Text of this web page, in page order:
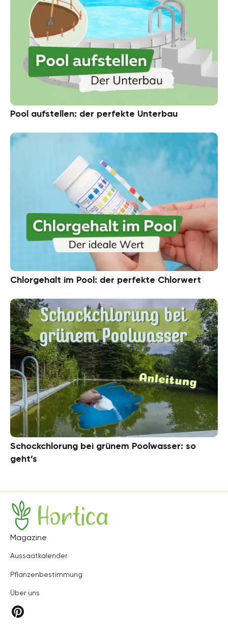
Pool aufstellen: der perfekte Unterbau
Chlorgehalt im Pool: der perfekte Chlorwert
Schockchlorung bei grünem Poolwasser: so
geht’s
Hortica
Magazine
Aussaatkalender
Pflanzenbestimmung
Über uns